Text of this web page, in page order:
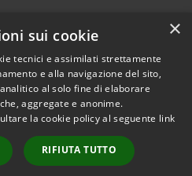
Copyright © 2026 • Comune di
Santa Teresa Gallura •
Powered byMunicipium
Accesso redazione
×
sui cookie
tecnici e assimilati strettamente
e alla navigazione del sito,
al solo fine di elaborare
aggregate e anonime.
la cookie policy al seguente link
RIFIUTA TUTTO